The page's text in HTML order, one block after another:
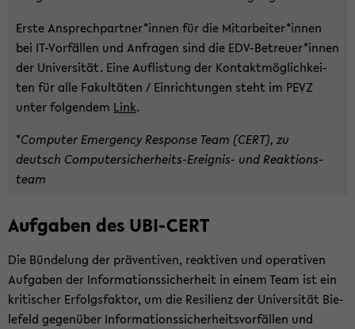
Erste An­sprech­part­ner*innen für die Mit­ar­bei­ter*innen
bei IT-​Vorfällen und An­fra­gen sind die EDV-​Betreuer*innen
der Uni­ver­si­tät. Eine Auf­lis­tung der Kon­takt­mög­lich­kei­
ten für alle Fa­kul­tä­ten / Ein­rich­tun­gen steht im PEVZ
unter fol­gen­dem Link.
*Com­pu­ter Emer­gen­cy Re­spon­se Team (CERT), zu
deutsch Computersicherheits-​Ereignis- und Re­ak­ti­ons­
team
Auf­ga­ben des UBI-​CERT
Die Bün­de­lung der prä­ven­ti­ven, re­ak­ti­ven und ope­ra­ti­ven
Auf­ga­ben der In­for­ma­ti­ons­si­cher­heit in einem Team ist ein
kri­ti­scher Er­folgs­fak­tor, um die Re­si­li­enz der Uni­ver­si­tät Bie­
le­feld ge­gen­über In­for­ma­ti­ons­si­cher­heits­vor­fäl­len und